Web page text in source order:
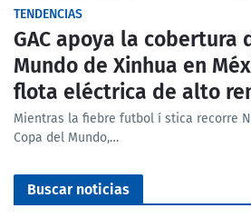
TENDENCIAS
GAC apoya la cobertura
Mundo de Xinhua en
flota eléctrica de alto
Mientras la fiebre futbol í stica recorre
Copa del Mundo,…
Buscar noticias